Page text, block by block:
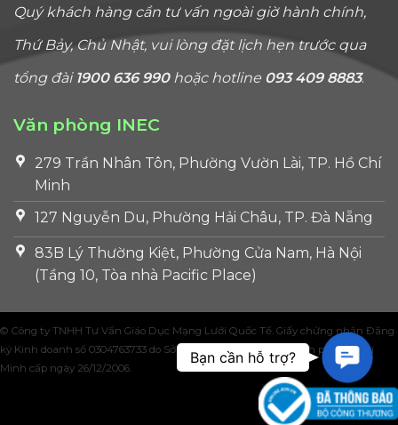
Quý khách hàng cần tư vấn ngoài giờ hành chính,
Thứ Bảy, Chủ Nhật, vui lòng đặt lịch hẹn trước qua
tổng đài 1900 636 990hoặc hotline 093 409 8883.
Văn phòng INEC
279 Trần Nhân Tôn, Phường Vườn Lài, TP. Hồ Chí
Minh
127 Nguyễn Du, Phường Hải Châu, TP. Đà Nẵng
83B Lý Thường Kiệt, Phường Cửa Nam, Hà Nội
(Tầng 10, Tòa nhà Pacific Place)
© Công ty TNHH Tư Vấn Giáo Dục Mạng Lưới Quốc Tế. Giấy chứng nhận Đăng
ký Kinh doanh số 0304763733 do Sở Kế hoạch và Đầu tư Thành phố Hồ Chí
Minh cấp ngày 26/12/2006.
Us
Bạn cần hỗ trợ?